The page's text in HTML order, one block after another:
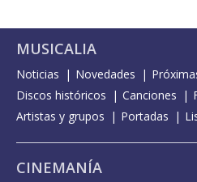
MUSICALIA
Noticias Novedades
Discos históricos
Canciones
Artistas y grupos
Portadas
CINEMANÍA